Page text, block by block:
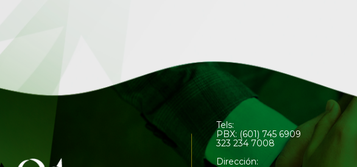
Tels:
PBX: (601) 745 6909
323 234 7008
Dirección: